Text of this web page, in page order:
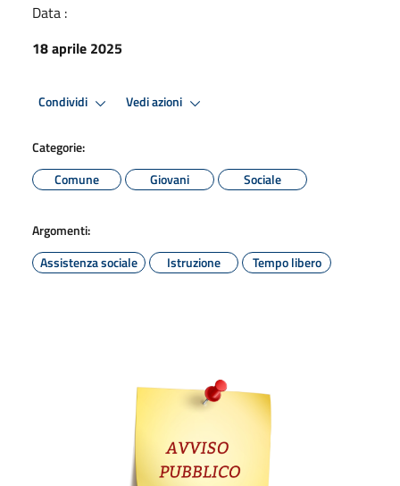
Data :
18 aprile 2025
Condividi Vedi azioni
Categorie:
Comune
Giovani Sociale
Argomenti:
Assistenza sociale
Istruzione Tempo libero